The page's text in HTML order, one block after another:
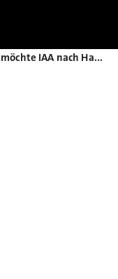
Deutsche Messe möchte IAA nach Hannover holen